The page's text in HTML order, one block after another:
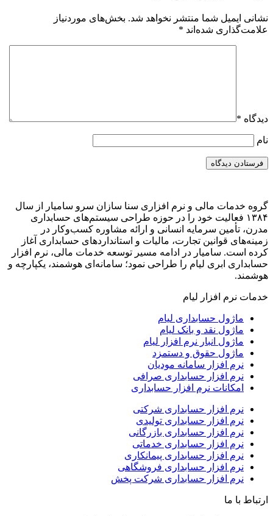
نشانی ایمیل شما منتشر نخواهد شد. بخش‌های موردنیاز
علامت‌گذاری شده‌اند *
دیدگاه *
نام
گروه خدمات مالی و نرم‌ افزاری سنا سازان سرو سامیار از سال
۱۳۸۴ فعالیت خود را در حوزه طراحی سیستم‌های حسابداری
مدرن، تأمین سرمایه انسانی و ارائه مشاوره کسب‌وکار در
زمینه‌های قوانین تجارت، مالیات و استانداردهای حسابداری آغاز
کرده است. سامیار در ادامه مسیر توسعه خدمات مالی، نرم‌ افزار
حسابداری ابری لیام را طراحی نمود؛ سامانه‌ای هوشمند، یکپارچه و
هوشمند.
خدمات نرم افزار لیام
ماژول حسابداری لیام
ماژول نقد و بانک لیام
ماژول انبار نرم افزار لیام
ماژول حقوق و دستمزد
نرم افزار سامانه مودیان
نرم افزار حسابداری صرافی
امکانات نرم افزار حسابداری
نرم افزار حسابداری شرکتی
نرم افزار حسابداری تولیدی
نرم افزار حسابداری بازرگانی
نرم افزار حسابداری خدماتی
نرم افزار حسابداری پیمانکاری
نرم افزار حسابداری فروشگاهی
نرم افزار حسابداری شرکت پخش
ارتباط با ما